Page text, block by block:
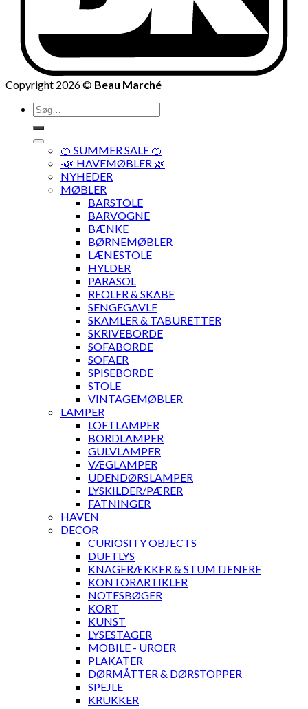
Copyright 2026 © Beau Marché
Søg
efter:
🍊 SUMMER SALE 🍊
·🌿 HAVEMØBLER 🌿
NYHEDER
MØBLER
BARSTOLE
BARVOGNE
BÆNKE
BØRNEMØBLER
LÆNESTOLE
HYLDER
PARASOL
REOLER & SKABE
SENGEGAVLE
SKAMLER & TABURETTER
SKRIVEBORDE
SOFABORDE
SOFAER
SPISEBORDE
STOLE
VINTAGEMØBLER
LAMPER
LOFTLAMPER
BORDLAMPER
GULVLAMPER
VÆGLAMPER
UDENDØRSLAMPER
LYSKILDER/PÆRER
FATNINGER
HAVEN
DECOR
CURIOSITY OBJECTS
DUFTLYS
KNAGERÆKKER & STUMTJENERE
KONTORARTIKLER
NOTESBØGER
KORT
KUNST
LYSESTAGER
MOBILE - UROER
PLAKATER
DØRMÅTTER & DØRSTOPPER
SPEJLE
KRUKKER